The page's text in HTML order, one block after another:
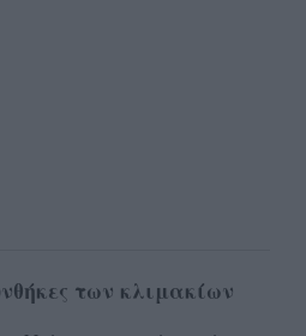
των κλιμακίων